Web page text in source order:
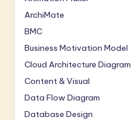
ArchiMate
BMC
Business Motivation Model
Cloud Architecture Diagram
Content & Visual
Data Flow Diagram
Database Design